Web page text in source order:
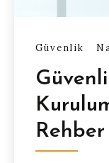
Güvenlik